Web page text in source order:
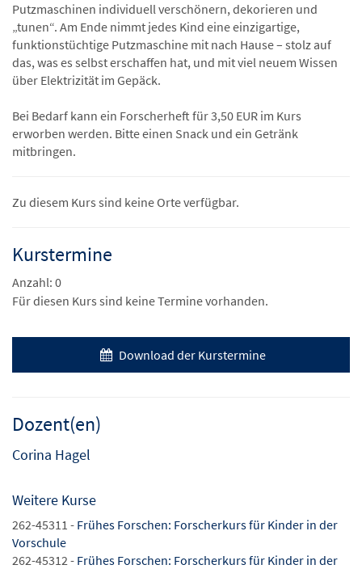
Putzmaschinen individuell verschönern, dekorieren und
„tunen“. Am Ende nimmt jedes Kind eine einzigartige,
funktionstüchtige Putzmaschine mit nach Hause – stolz auf
das, was es selbst erschaffen hat, und mit viel neuem Wissen
über Elektrizität im Gepäck.
Bei Bedarf kann ein Forscherheft für 3,50 EUR im Kurs
erworben werden. Bitte einen Snack und ein Getränk
mitbringen.
Zu diesem Kurs sind keine Orte verfügbar.
Kurstermine
Anzahl: 0
Für diesen Kurs sind keine Termine vorhanden.
Download der Kurstermine
Dozent(en)
Corina Hagel
Weitere Kurse
262-45311 - Frühes Forschen: Forscherkurs für Kinder in der
Vorschule
262-45312 - Frühes Forschen: Forscherkurs für Kinder in der